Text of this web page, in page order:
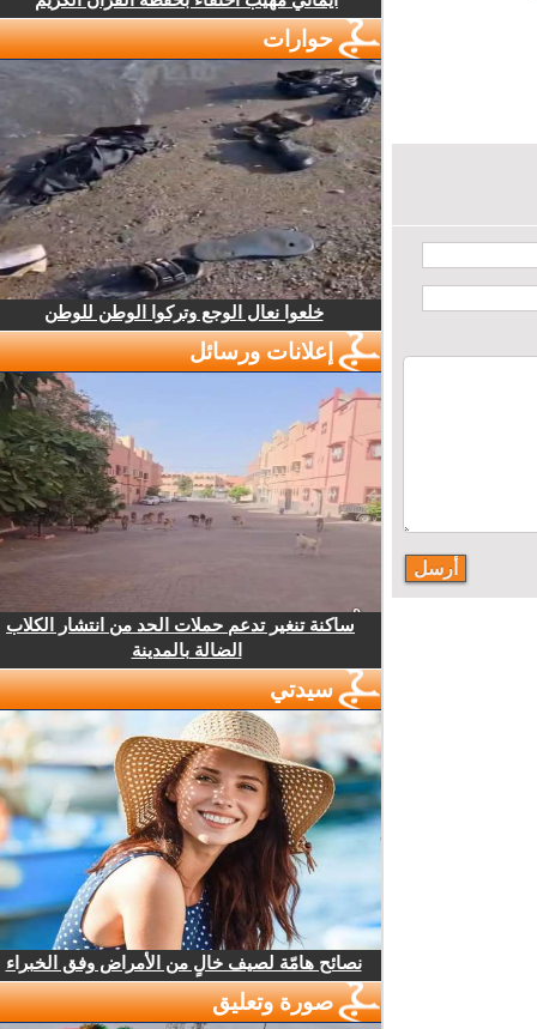
حوارات
خلعوا نعال الوجع وتركوا الوطن للوطن
إعلانات ورسائل
ساكنة تنغير تدعم حملات الحد من انتشار الكلاب
الضالة بالمدينة
سيدتي
نصائح هامّة لصيف خالٍ من الأمراض وفق الخبراء
صورة وتعليق